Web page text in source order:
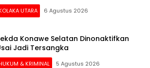
UTARA 6 Agustus 2026
Konawe Selatan Dinonaktifkan
Jadi Tersangka
& KRIMINAL 5 Agustus 2026